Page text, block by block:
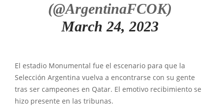
(@ArgentinaFCOK)
March 24, 2023
El estadio Monumental fue el escenario para que la
Selección Argentina vuelva a encontrarse con su gente
tras ser campeones en Qatar. El emotivo recibimiento se
hizo presente en las tribunas.